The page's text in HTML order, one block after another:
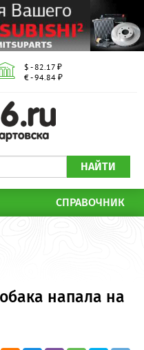
$ - 82.17 ₽
€ - 94.84 ₽
НАЙТИ
СПРАВОЧНИК
напала на